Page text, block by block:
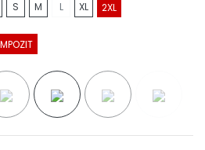
S M L XL 2XL